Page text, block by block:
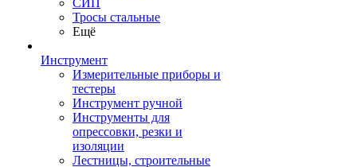
СИП
Тросы стальные
Ещё
Инструмент
Измерительные приборы и
тестеры
Инструмент ручной
Инструменты для
опрессовки, резки и
изоляции
Лестницы, строительные